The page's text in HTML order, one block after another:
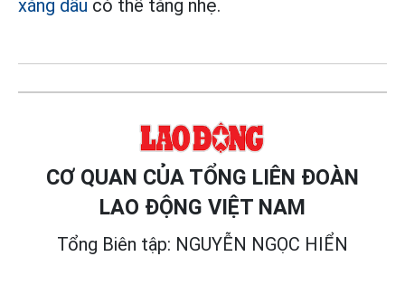
xăng dầu có thể tăng nhẹ.
CƠ QUAN CỦA TỔNG LIÊN ĐOÀN
LAO ĐỘNG VIỆT NAM
Tổng Biên tập: NGUYỄN NGỌC HIỂN